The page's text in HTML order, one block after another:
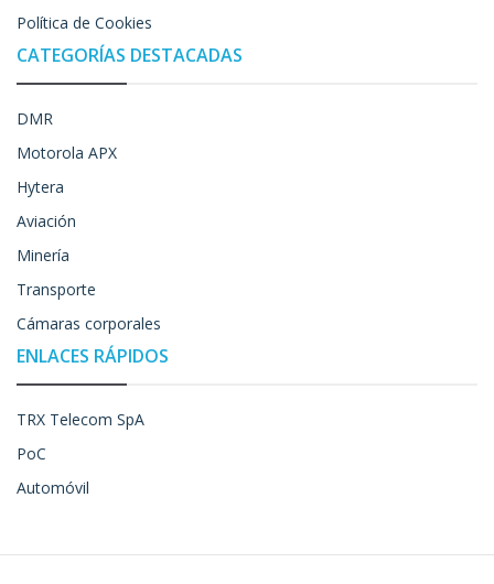
Política de Cookies
CATEGORÍAS DESTACADAS
DMR
Motorola APX
Hytera
Aviación
Minería
Transporte
Cámaras corporales
ENLACES RÁPIDOS
TRX Telecom SpA
PoC
Automóvil